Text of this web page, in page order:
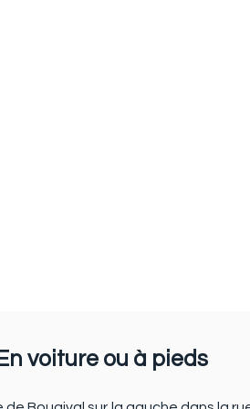
En voiture ou à pieds